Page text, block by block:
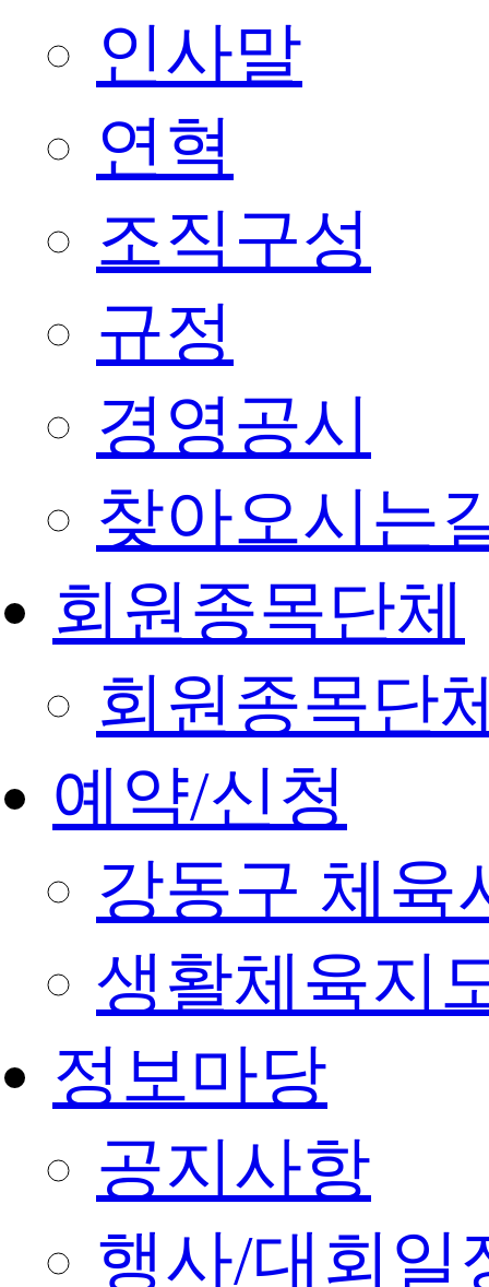
인사말
연혁
조직구성
규정
경영공시
찾아오시는
회원종목단체
회원종목단
예약/신청
강동구 체육
생활체육지
정보마당
공지사항
행사/대회일